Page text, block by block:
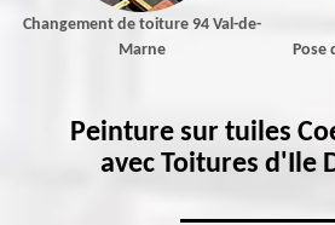
Changement de toiture 94 Val-de-
Marne
Pose
Peinture sur tuiles
avec Toitures d'Ile